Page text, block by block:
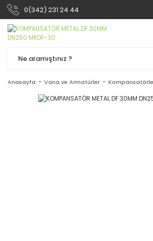
0(342) 231 24 44
Anasayfa Vana ve Armatürler